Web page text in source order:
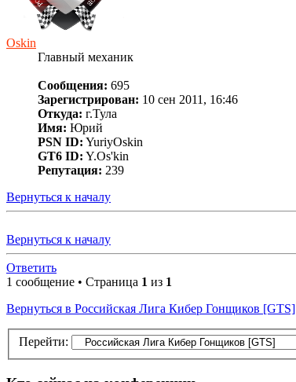
Oskin
Главный механик
Сообщения: 695
Зарегистрирован: 10 сен 2011, 16:46
Откуда: г.Тула
Имя: Юрий
PSN ID: YuriyOskin
GT6 ID: Y.Os'kin
Репутация: 239
Вернуться к началу
Вернуться к началу
Ответить
1 сообщение • Страница 1 из 1
Вернуться в Российская Лига Кибер Гонщиков [GTS]
Перейти: